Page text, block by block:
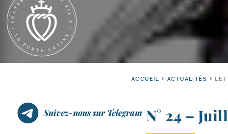
ACCUEIL ACTUALITÉS
Suivez-nous sur Telegram N° 24 –